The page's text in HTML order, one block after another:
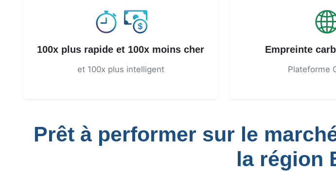
100x plus rapide et 100x moins cher
et 100x plus intelligent
Empreinte
Plateforme
Prêt à performer sur le
la région